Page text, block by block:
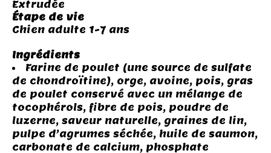
Extrudée
Étape de vie
Chien adulte 1-7 ans
Ingrédients
Farine de poulet (une source de sulfate
de chondroïtine), orge, avoine, pois, gras
de poulet conservé avec un mélange de
tocophérols, fibre de pois, poudre de
luzerne, saveur naturelle, graines de lin,
pulpe d’agrumes séchée, huile de saumon,
carbonate de calcium, phosphate